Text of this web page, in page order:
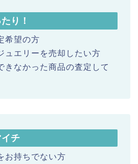
り！
希望の方
ュエリーを売却したい方
きなかった商品の査定して
チ
お持ちでない方